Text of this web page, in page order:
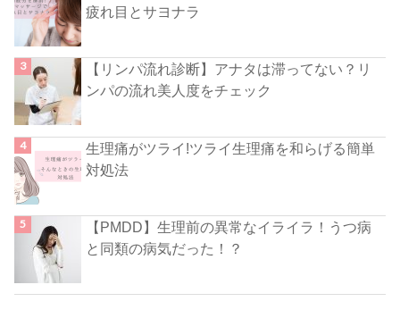
疲れ目とサヨナラ
【リンパ流れ診断】アナタは滞ってない？リ
ンパの流れ美人度をチェック
生理痛がツライ!ツライ生理痛を和らげる簡単
対処法
【PMDD】生理前の異常なイライラ！うつ病
と同類の病気だった！？